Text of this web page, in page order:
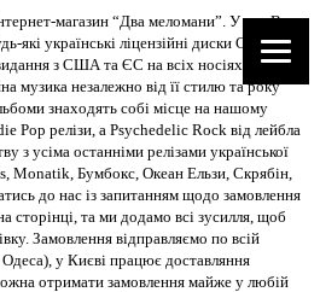
магазин “Два меломани”. У нас Ви
які українські ліцензійні диски CD, DVD,
з США та ЄС на всіх носіях. В
музика незалежно від її стилю та року
знаходять собі місце на нашому
Pop релізи, а Psychedelic Rock від лейбла
з усіма останніми релізами української
Monatik, Бумбокс, Океан Ельзи, Скрябін,
до нас із запитанням щодо замовлення
сторінці, та ми додамо всі зусилля, щоб
Замовлення відправляємо по всій
у Києві працює доставляння
отримати замовлення майже у любій